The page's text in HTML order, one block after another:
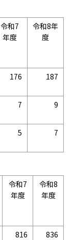
令和7
年度
令和8年
度
176 187
7 9
5 7
令和7
年度
令和8
年度
816 836